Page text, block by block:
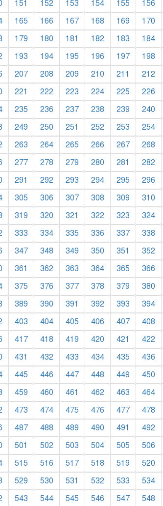
151 152 153 154 155 156
165 166 167 168 169 170
179 180 181 182 183 184
193 194 195 196 197 198
207 208 209 210 211 212
221 222 223 224 225 226
235 236 237 238 239 240
249 250 251 252 253 254
263 264 265 266 267 268
277 278 279 280 281 282
291 292 293 294 295 296
305 306 307 308 309 310
319 320 321 322 323 324
333 334 335 336 337 338
347 348 349 350 351 352
361 362 363 364 365 366
375 376 377 378 379 380
389 390 391 392 393 394
403 404 405 406 407 408
417 418 419 420 421 422
431 432 433 434 435 436
445 446 447 448 449 450
459 460 461 462 463 464
473 474 475 476 477 478
487 488 489 490 491 492
501 502 503 504 505 506
515 516 517 518 519 520
529 530 531 532 533 534
543 544 545 546 547 548